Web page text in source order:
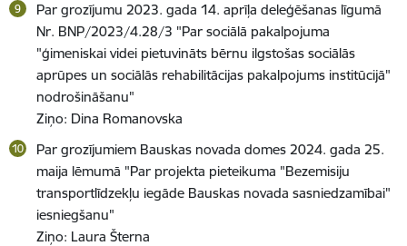
Par grozījumu 2023. gada 14. aprīļa deleģēšanas līgumā
Nr. BNP/2023/4.28/3 "Par sociālā pakalpojuma
"ģimeniskai videi pietuvināts bērnu ilgstošas sociālās
aprūpes un sociālās rehabilitācijas pakalpojums institūcijā"
nodrošināšanu"
Ziņo: Dina Romanovska
Par grozījumiem Bauskas novada domes 2024. gada 25.
maija lēmumā "Par projekta pieteikuma "Bezemisiju
transportlīdzekļu iegāde Bauskas novada sasniedzamībai"
iesniegšanu"
Ziņo: Laura Šterna